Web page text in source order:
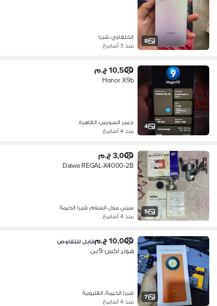
8
الخلفاوي، شبرا
منذ 3 أسابيع
4
10,500 ج.م
Honor X9b
جسر السويس، القاهرة
منذ 4 أسابيع
5
3,000 ج.م
Daiwa REGAL-X4000-2B
سيتي مول السلام، شبرا الخيمة
منذ 4 أسابيع
7
10,000 ج.م قابل للتفاوض
هونر اكس 9 بى
شبرا الخيمة، القليوبية
منذ 4 أسابيع